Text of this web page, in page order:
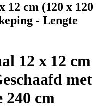
12 cm (120 x 120
- Lengte
12 x 12 cm
met
240 cm